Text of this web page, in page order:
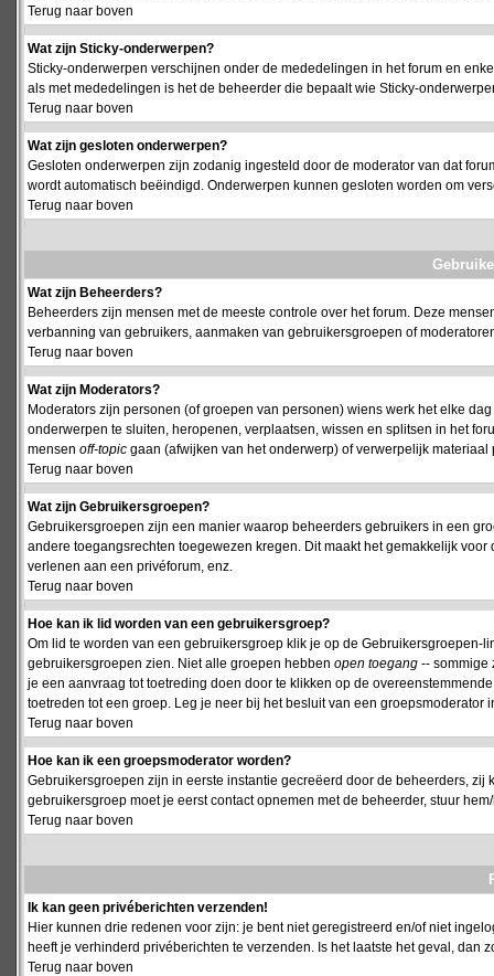
Terug naar boven
Wat zijn Sticky-onderwerpen?
Sticky-onderwerpen verschijnen onder de mededelingen in het forum en
als met mededelingen is het de beheerder die bepaalt wie Sticky-
Terug naar boven
Wat zijn gesloten onderwerpen?
Gesloten onderwerpen zijn zodanig ingesteld door de moderator van dat
wordt automatisch beëindigd. Onderwerpen kunnen gesloten worden om
Terug naar boven
Wat zijn Beheerders?
Beheerders zijn mensen met de meeste controle over het forum. Deze
verbanning van gebruikers, aanmaken van gebruikersgroepen of
Terug naar boven
Wat zijn Moderators?
Moderators zijn personen (of groepen van personen) wiens werk het elke
onderwerpen te sluiten, heropenen, verplaatsen, wissen en splitsen in het
mensen off-topic gaan (afwijken van het onderwerp) of verwerpelijk materiaal
Terug naar boven
Wat zijn Gebruikersgroepen?
Gebruikersgroepen zijn een manier waarop beheerders gebruikers in een
andere toegangsrechten toegewezen kregen. Dit maakt het gemakkelijk
verlenen aan een privéforum, enz.
Terug naar boven
Hoe kan ik lid worden van een gebruikersgroep?
Om lid te worden van een gebruikersgroep klik je op de
gebruikersgroepen zien. Niet alle groepen hebben open toegang -- sommige
je een aanvraag tot toetreding doen door te klikken op de
toetreden tot een groep. Leg je neer bij het besluit van een
Terug naar boven
Hoe kan ik een groepsmoderator worden?
Gebruikersgroepen zijn in eerste instantie gecreëerd door de beheerders,
gebruikersgroep moet je eerst contact opnemen met de beheerder, stuur
Terug naar boven
Ik kan geen privéberichten verzenden!
Hier kunnen drie redenen voor zijn: je bent niet geregistreerd en/of niet
heeft je verhinderd privéberichten te verzenden. Is het laatste het geval, dan
Terug naar boven